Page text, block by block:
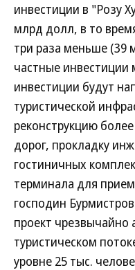
инвестиции в "Розу
млрд долл, в то
три раза меньше (39
частные инвестиции
инвестиции будут
туристической
реконструкцию
дорог, прокладку
гостиничных
терминала для
господин
проект
туристическом
уровне 25 тыс.